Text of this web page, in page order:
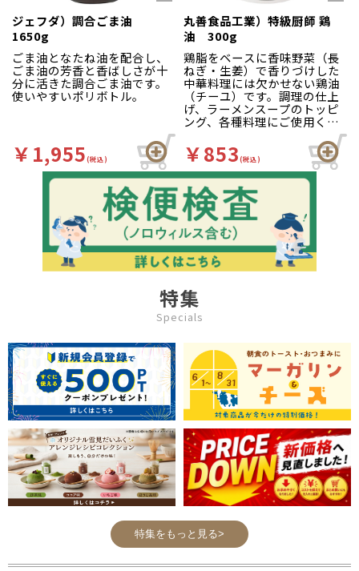
ジェフダ）調合ごま油
1650g
ごま油となたね油を配合し、
ごま油の芳香と香ばしさが十
分に活きた調合ごま油です。
使いやすいポリボトル。
￥1,955(税込)
丸善食品工業）特級厨師 鶏
油 300g
鶏脂をベースに香味野菜（長
ねぎ・生姜）で香りづけした
中華料理には欠かせない鶏油
（チーユ）です。調理の仕上
げ、ラーメンスープのトッピ
ング、各種料理にご使用くだ
￥853(税込)
特集
Specials
特集をもっと見る>